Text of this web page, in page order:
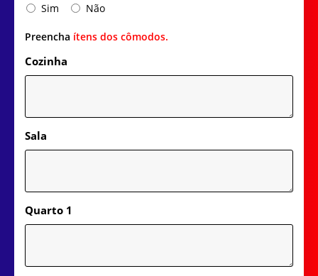
Sim
Não
Preencha ítens dos cômodos.
Cozinha
Sala
Quarto 1